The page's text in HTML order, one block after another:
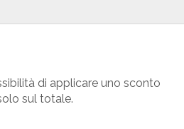
di applicare uno sconto
sul totale.